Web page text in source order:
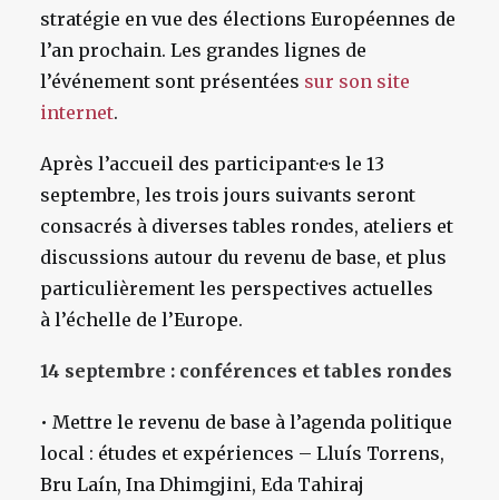
stratégie en vue des élections Européennes de
l’an prochain. Les grandes lignes de
l’événement sont présentées sur son site
internet.
Après l’accueil des participant·e·s le 13
septembre, les trois jours suivants seront
consacrés à diverses tables rondes, ateliers et
discussions autour du revenu de base, et plus
particulièrement les perspectives actuelles
à l’échelle de l’Europe.
14 septembre : conférences et tables rondes
• Mettre le revenu de base à l’agenda politique
local : études et expériences – Lluís Torrens,
Bru Laín, Ina Dhimgjini, Eda Tahiraj